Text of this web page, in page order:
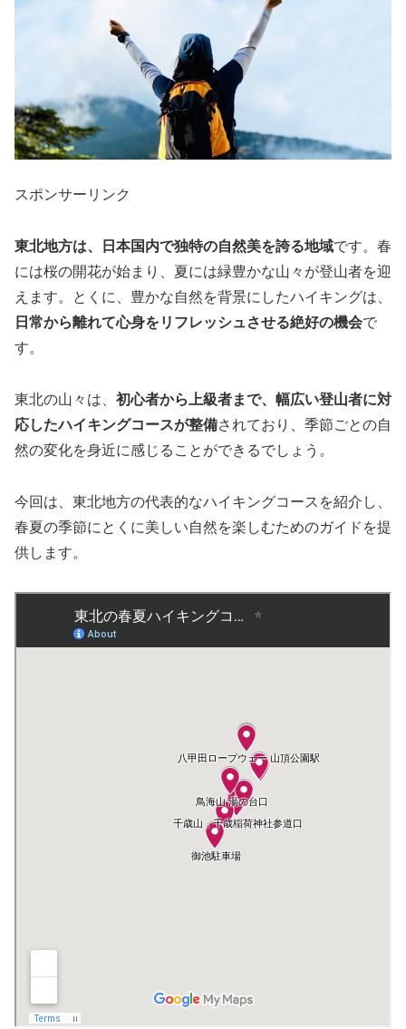
スポンサーリンク
東北地方は、日本国内で独特の自然美を誇る地域です。春
には桜の開花が始まり、夏には緑豊かな山々が登山者を迎
えます。とくに、豊かな自然を背景にしたハイキングは、
日常から離れて心身をリフレッシュさせる絶好の機会で
す。
東北の山々は、 初心者から上級者まで、幅広い登山者に対
応したハイキングコースが整備されており、季節ごとの自
然の変化を身近に感じることができるでしょう。
今回は、東北地方の代表的なハイキングコースを紹介し、
春夏の季節にとくに美しい自然を楽しむためのガイドを提
供します。